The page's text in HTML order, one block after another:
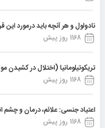
نادولول و هر آنچه باید درمورد
1168 روز پیش
تریکوتیلومانیا (اختلال در کشیدن
1168 روز پیش
اعتیاد جنسی: علائم، درمان و چشم
1168 روز پیش